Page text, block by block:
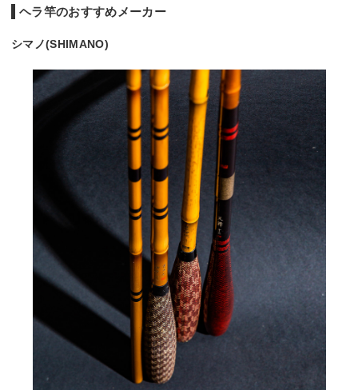
ヘラ竿のおすすめメーカー
シマノ(SHIMANO)